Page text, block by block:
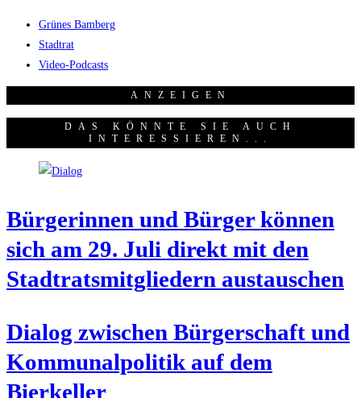
Grünes Bamberg
Stadtrat
Video-Podcasts
ANZEI­GEN
DAS KÖNNTE SIE AUCH
INTERESSIEREN...
Bür­ge­rin­nen und Bür­ger kön­nen
sich am 29. Juli direkt mit den
Stadt­rats­mit­glie­dern austauschen
Dia­log zwi­schen Bür­ger­schaft und
Kom­mu­nal­po­li­tik auf dem
Bierkeller